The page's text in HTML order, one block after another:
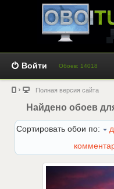
Войти Обоев: 14018
Полная версия сайта
Найдено обоев
Сортировать обои по: